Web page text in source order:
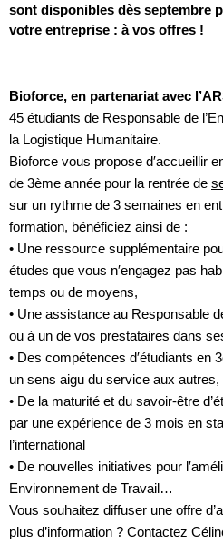
sont disponibles dès septembre
votre entreprise : à vos offres !
Bioforce, en partenariat avec
45 étudiants de Responsable de
la Logistique Humanitaire.
Bioforce vous propose d′accueillir
de 3ème année pour la rentrée de
sur un rythme de 3 semaines en
formation, bénéficiez ainsi de :
• Une ressource supplémentaire
études que vous n′engagez pas
temps ou de moyens,
• Une assistance au Responsable
ou à un de vos prestataires dans
• Des compétences d′étudiants en
un sens aigu du service aux autres,
• De la maturité et du savoir-être
par une expérience de 3 mois en
l’international
• De nouvelles initiatives pour
Environnement de Travail…
Vous souhaitez diffuser une offre
plus d’information ? Contactez